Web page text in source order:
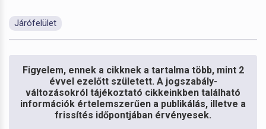
Járófelület
Figyelem, ennek a cikknek a tartalma több, mint 2
évvel ezelőtt született. A jogszabály-
változásokról tájékoztató cikkeinkben található
információk értelemszerűen a publikálás, illetve a
frissítés időpontjában érvényesek.